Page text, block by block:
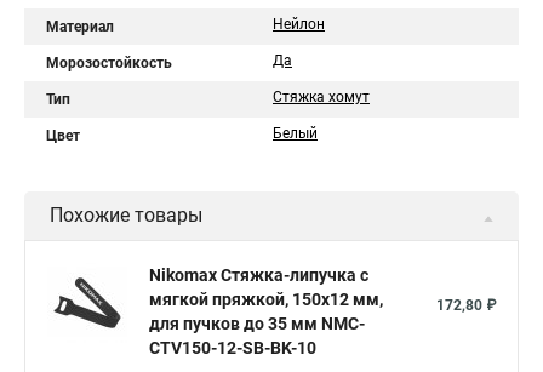
Материал Нейлон
Морозостойкость Да
Тип Стяжка хомут
Цвет Белый
Похожие товары
Nikomax Стяжка-липучка с
мягкой пряжкой, 150х12 мм,
для пучков до 35 мм NMC-
CTV150-12-SB-BK-10
172,80 ₽